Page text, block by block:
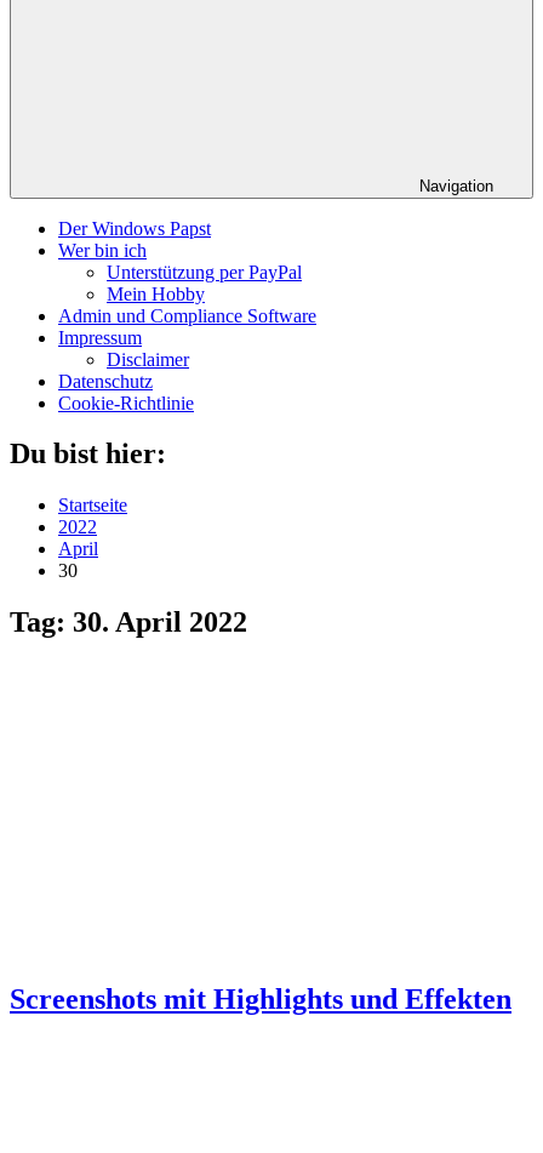
Navigation
Der Windows Papst
Wer bin ich
Unterstützung per PayPal
Mein Hobby
Admin und Compliance Software
Impressum
Disclaimer
Datenschutz
Cookie-Richtlinie
Du bist hier:
Startseite
2022
April
30
Tag: 30. April 2022
Screenshots mit Highlights und Effekten